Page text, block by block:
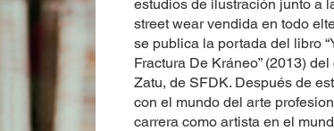
estudios de ilustración junto a
street wear vendida en todo
se publica la portada del libro
Fractura De Kráneo” (2013)
Zatu, de SFDK. Después de
con el mundo del arte
carrera como artista en el